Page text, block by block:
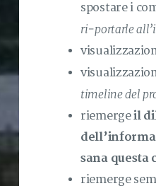
spostare i
ri-portarle
timeline del
riemergeil
sana questa
riemerge